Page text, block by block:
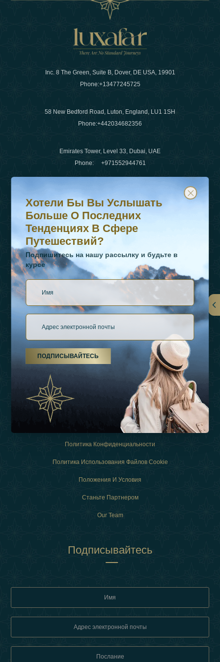
Inc. 8 The Green, Suite B, Dover, DE USA, 19901
Phone:+13477245725
58 New Bedford Road, Luton, England, LU1 1SH
Phone:+442034682356
Emirates Tower, Level 33, Dubai, UAE
Phone: +971552944761
WhatsApp Нет :+442034682356
+971552944761
О Нас
Виды Отдыха
Связаться
Политика Конфиденциальности
Политика Использования Файлов Cookie
Положения И Условия
Станьте Партнером
Our Team
Подписывайтесь
Хотели бы вы услышать больше о последних
Подпишитесь на нашу рассылку и будьте в курсе
Хотели Бы Вы Услышать
Больше О Последних
Тенденциях В Сфере
Путешествий?
Подпишитесь на нашу рассылку и будьте в
курсе
ПОДПИСЫВАЙТЕСЬ